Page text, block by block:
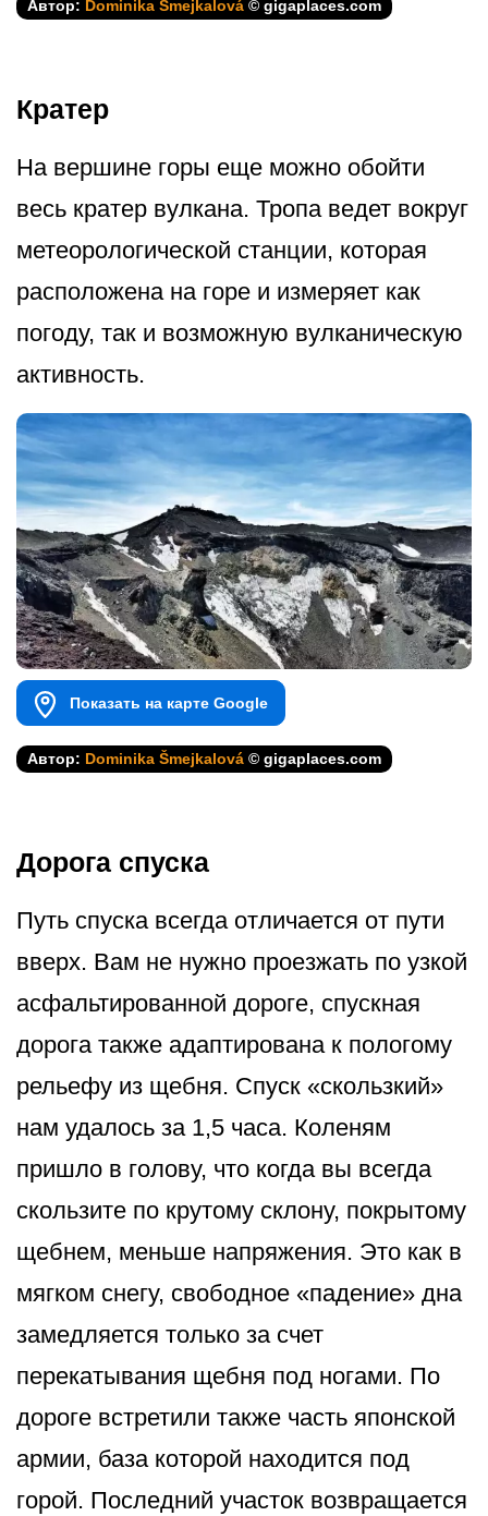
Автор: Dominika Šmejkalová © gigaplaces.com
Кратер
На вершине горы еще можно обойти
весь кратер вулкана. Тропа ведет вокруг
метеорологической станции, которая
расположена на горе и измеряет как
погоду, так и возможную вулканическую
активность.
Показать на карте Google
Автор: Dominika Šmejkalová © gigaplaces.com
Дорога спуска
Путь спуска всегда отличается от пути
вверх. Вам не нужно проезжать по узкой
асфальтированной дороге, спускная
дорога также адаптирована к пологому
рельефу из щебня. Спуск «скользкий»
нам удалось за 1,5 часа. Коленям
пришло в голову, что когда вы всегда
скользите по крутому склону, покрытому
щебнем, меньше напряжения. Это как в
мягком снегу, свободное «падение» дна
замедляется только за счет
перекатывания щебня под ногами. По
дороге встретили также часть японской
армии, база которой находится под
горой. Последний участок возвращается